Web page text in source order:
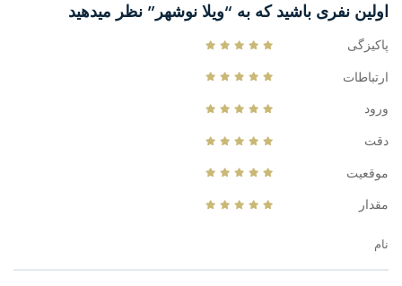
اولین نفری باشید که به “ویلا نوشهر” نظر میدهید
پاکیزگی
ارتباطات
ورود
دقت
موقعیت
مقدار
نام